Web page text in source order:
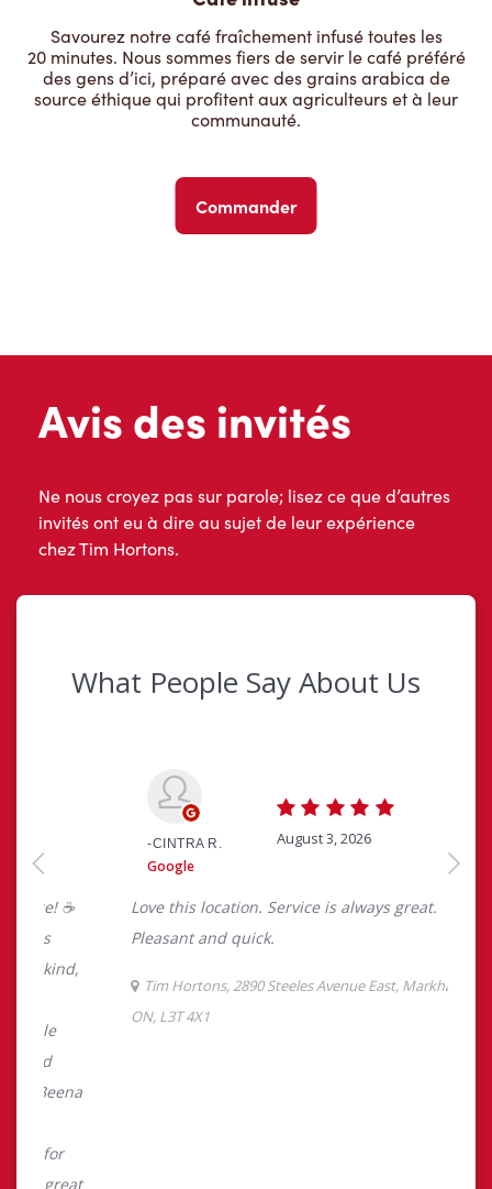
Savourez notre café fraîchement infusé toutes les
20 minutes. Nous sommes fiers de servir le café préféré
des gens d’ici, préparé avec des grains arabica de
source éthique qui profitent aux agriculteurs et à leur
communauté.
Commander
Avis des invités
Ne nous croyez pas sur parole; lisez ce que d’autres
invités ont eu à dire au sujet de leur expérience
chez Tim Hortons.